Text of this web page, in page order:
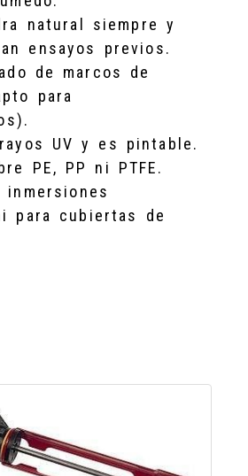
natural siempre y
ensayos previos.
de marcos de
para
UV y es pintable.
PE, PP ni PTFE.
inmersiones
para cubiertas de